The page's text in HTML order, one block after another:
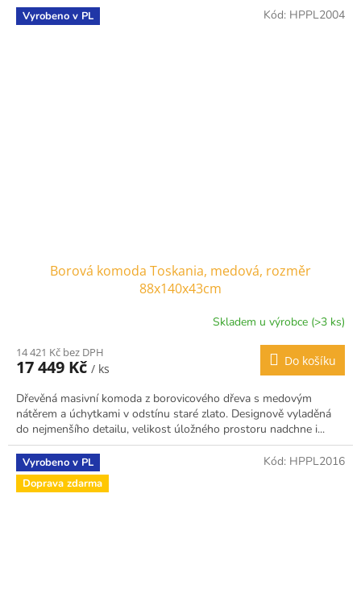
Vyrobeno v PL
Borová komoda Toskania, medová, rozměr
88x140x43cm
Skladem u výrobce (>3 ks)
14 421 Kč bez DPH
17 449 Kč / ks
Do košíku
Dřevěná masivní komoda z borovicového dřeva s medovým
nátěrem a úchytkami v odstínu staré zlato. Designově vyladěná
do nejmenšího detailu, velikost úložného prostoru nadchne i...
Kód: HPPL2004
Vyrobeno v PL
Doprava zdarma
Kód: HPPL2016